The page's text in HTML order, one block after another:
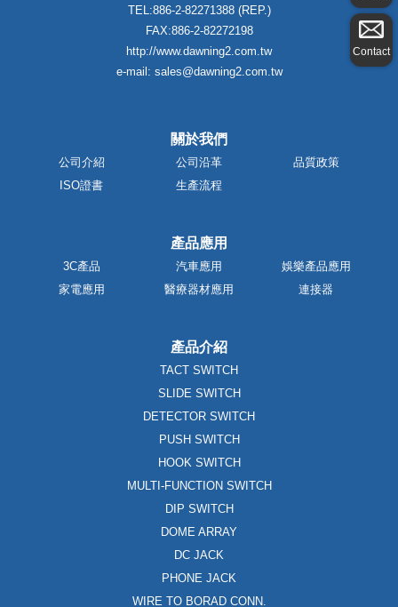
Contact
TEL:886-2-82271388 (REP.)
FAX:886-2-82272198
http://www.dawning2.com.tw
e-mail: sales@dawning2.com.tw
關於我們
公司介紹 公司沿革
品質政策
ISO證書
生產流程
產品應用
3C產品 汽車應用
娛樂產品應用
家電應用
醫療器材應用 連接器
產品介紹
TACT SWITCH
SLIDE SWITCH
DETECTOR SWITCH
PUSH SWITCH
HOOK SWITCH
MULTI-FUNCTION SWITCH
DIP SWITCH
DOME ARRAY
DC JACK
PHONE JACK
WIRE TO BORAD CONN.